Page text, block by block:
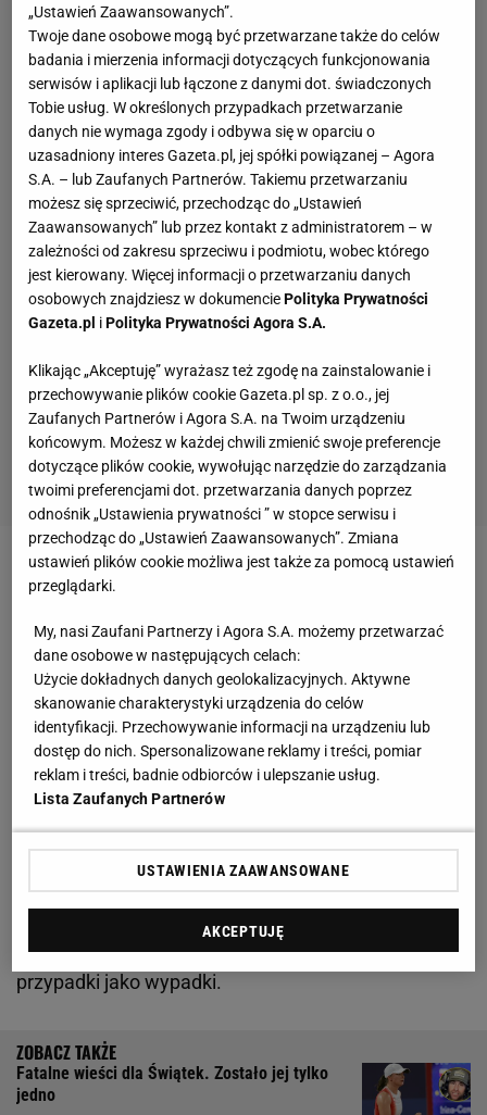
Zobacz wideo Karol Butryn podsumowuje pierwszą
zrealizować w postaci AL-KO Superpucharu Polski
Zaczął pisać o przypadku Igi Świątek. Nagle pojawił
się Lance Armstrong
Znany amerykański ekspert Jon Wertheim
odpowiadał na pytania fanów w swojej kolumnie
"Tennis Mailbag" w "Sports Illustrated". Dobrze
poinformowany dziennikarz został zapytany, jak
Igi Świątek i Jannika Sinnera, przedstawiają swoje
przypadki jako wypadki.
Fatalne wieści dla Świątek. Zostało jej tylko
jedno
„Ustawień Zaawansowanych”.
Twoje dane osobowe mogą być przetwarzane także do celów
badania i mierzenia informacji dotyczących funkcjonowania
serwisów i aplikacji lub łączone z danymi dot. świadczonych
Tobie usług. W określonych przypadkach przetwarzanie
danych nie wymaga zgody i odbywa się w oparciu o
uzasadniony interes Gazeta.pl, jej spółki powiązanej – Agora
S.A. – lub Zaufanych Partnerów. Takiemu przetwarzaniu
możesz się sprzeciwić, przechodząc do „Ustawień
Zaawansowanych” lub przez kontakt z administratorem – w
zależności od zakresu sprzeciwu i podmiotu, wobec którego
jest kierowany. Więcej informacji o przetwarzaniu danych
osobowych znajdziesz w dokumenciePolityka Prywatności
Gazeta.pl iPolityka Prywatności Agora S.A.
Klikając „Akceptuję” wyrażasz też zgodę na zainstalowanie i
przechowywanie plików cookie Gazeta.pl sp. z o.o., jej
Zaufanych Partnerów i Agora S.A. na Twoim urządzeniu
końcowym. Możesz w każdej chwili zmienić swoje preferencje
dotyczące plików cookie, wywołując narzędzie do zarządzania
twoimi preferencjami dot. przetwarzania danych poprzez
odnośnik „Ustawienia prywatności ” w stopce serwisu i
przechodząc do „Ustawień Zaawansowanych”. Zmiana
ustawień plików cookie możliwa jest także za pomocą ustawień
przeglądarki.
My, nasi Zaufani Partnerzy i Agora S.A. możemy przetwarzać
dane osobowe w następujących celach:
Użycie dokładnych danych geolokalizacyjnych. Aktywne
skanowanie charakterystyki urządzenia do celów
identyfikacji. Przechowywanie informacji na urządzeniu lub
dostęp do nich. Spersonalizowane reklamy i treści, pomiar
reklam i treści, badnie odbiorców i ulepszanie usług.
Lista Zaufanych Partnerów
USTAWIENIA ZAAWANSOWANE
AKCEPTUJĘ